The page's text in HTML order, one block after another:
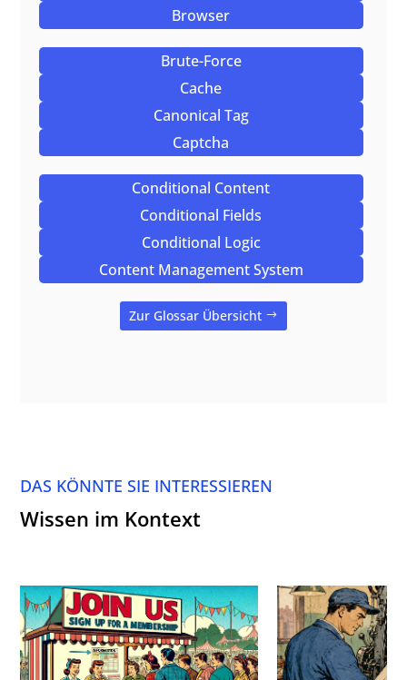
Browser
Brute-Force
Cache
Canonical Tag
Captcha
Conditional Content
Conditional Fields
Conditional Logic
Content Management System
Zur Glossar Übersicht
DAS KÖNNTE SIE INTERESSIEREN
Wissen im Kontext